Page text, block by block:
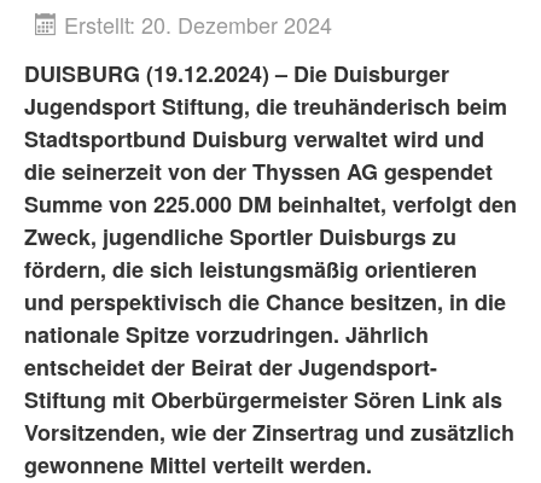
Erstellt: 20. Dezember 2024
DUISBURG (19.12.2024) – Die Duisburger
Jugendsport Stiftung, die treuhänderisch beim
Stadtsportbund Duisburg verwaltet wird und
die seinerzeit von der Thyssen AG gespendet
Summe von 225.000 DM beinhaltet, verfolgt den
Zweck, jugendliche Sportler Duisburgs zu
fördern, die sich leistungsmäßig orientieren
und perspektivisch die Chance besitzen, in die
nationale Spitze vorzudringen. Jährlich
entscheidet der Beirat der Jugendsport-
Stiftung mit Oberbürgermeister Sören Link als
Vorsitzenden, wie der Zinsertrag und zusätzlich
gewonnene Mittel verteilt werden.